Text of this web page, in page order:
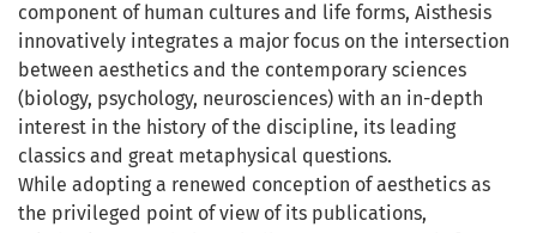
component of human cultures and life forms, Aisthesis
innovatively integrates a major focus on the intersection
between aesthetics and the contemporary sciences
(biology, psychology, neurosciences) with an in-depth
interest in the history of the discipline, its leading
classics and great metaphysical questions.
While adopting a renewed conception of aesthetics as
the privileged point of view of its publications,